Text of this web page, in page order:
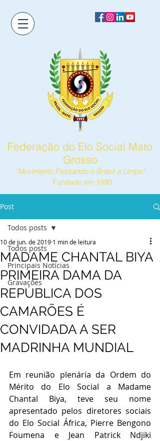
Federação do Elo Social Mato
Grosso
"Movimento Passando o Brasil a Limpo"
Fundado em 1990
Post
Todos posts
Principais Notícias
Gravações
Todos posts
MADAME CHANTAL BIYA
PRIMEIRA DAMA DA
REPUBLICA DOS
CAMARÕES É
CONVIDADA A SER
MADRINHA MUNDIAL
10 de jun. de 2019 1 min de leitura
Em reunião plenária da Ordem do
Mérito do Elo Social a Madame
Chantal Biya, teve seu nome
apresentado pelos diretores sociais
do Elo Social África, Pierre Bengono
Foumena e Jean Patrick Ndjiki